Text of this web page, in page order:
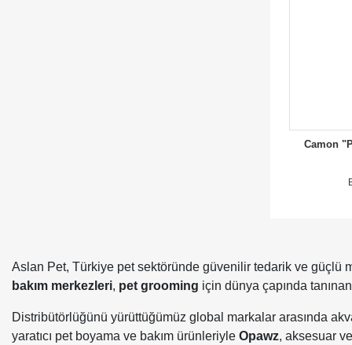
Camon
Aslan Pet, Türkiye pet sektöründe güvenilir tedarik ve güçlü
bakım merkezleri, pet grooming için dünya çapında
Distribütörlüğünü yürüttüğümüz global markalar arasında
yaratıcı pet boyama ve bakım ürünleriyle Opawz, aksesuar